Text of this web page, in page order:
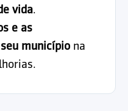
vida.
e as
município na